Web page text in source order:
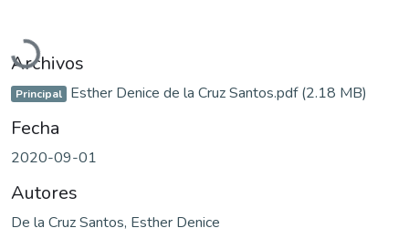
Cargando...
Archivos
Principal Esther Denice de la Cruz Santos.pdf(2.18 MB)
Fecha
2020-09-01
Autores
De la Cruz Santos, Esther Denice